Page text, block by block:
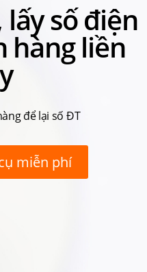
lấy số điện
hàng liền
để lại số ĐT
miễn phí